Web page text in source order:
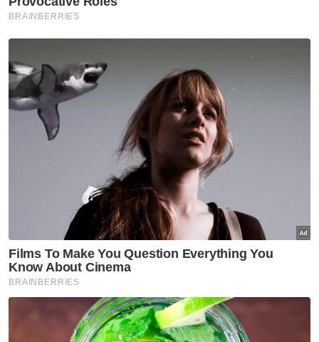
Polis berbalas tembakan dengan suspek sebelum lelaki
tempatan berusia 29 dan 40 tahun itu mati ditembak.
Menurutnya, polis turut menemui dua
senjata api iaitu sepucuk pistol separa
automatik dan pistol revolver yang dipercayai
digunakan suspek.
Jelas beliau, kenderaan dinaiki polis turut
mengalami kerosakan akibat terkena
tembakan, namun tiada anggota yang
cedera.
Artikel Berkaitan:
Pemuda edar dadah ditahan, rampasan lebih RM1.6
Sindiket edar dadah di Melaka tumpas, tiga ditahan